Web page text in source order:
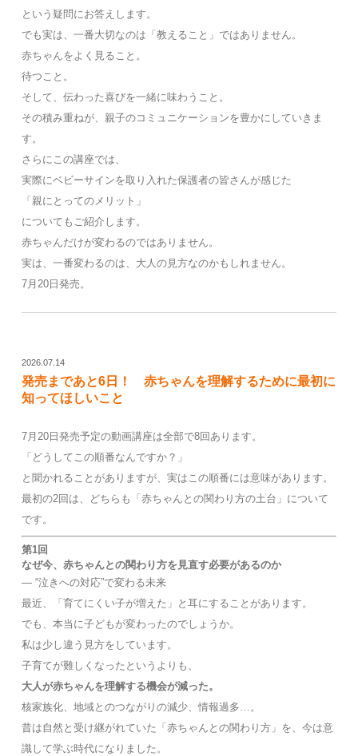
という疑問にお答えします。
でも実は、一番大切なのは「教えること」ではありません。
赤ちゃんをよく見ること。
待つこと。
そして、伝わった喜びを一緒に味わうこと。
その積み重ねが、親子のコミュニケーションを豊かにしていきま
す。
さらにこの講座では、
実際にベビーサインを取り入れた保護者の皆さんが感じた
「親にとってのメリット」
についてもご紹介します。
赤ちゃんだけが変わるのではありません。
実は、一番変わるのは、大人の見方なのかもしれません。
7月20日発売。
2026.07.14
発売まであと6日！ 赤ちゃんを理解するために最初に
知ってほしいこと
7月20日発売予定の動画講座は全部で8回あります。
「どうしてこの順番なんですか？」
と聞かれることがありますが、実はこの順番には意味があります。
最初の2回は、どちらも「赤ちゃんとの関わり方の土台」について
です。
第1回
なぜ今、赤ちゃんとの関わり方を見直す必要があるのか
― “泣きへの対応”で変わる未来
最近、「育てにくい子が増えた」と耳にすることがあります。
でも、本当に子どもが変わったのでしょうか。
私は少し違う見方をしています。
子育てが難しくなったというよりも、
大人が赤ちゃんを理解する機会が減った。
核家族化、地域とのつながりの減少、情報過多…。
昔は自然と受け継がれていた「赤ちゃんとの関わり方」を、今は意
識して学ぶ時代になりました。